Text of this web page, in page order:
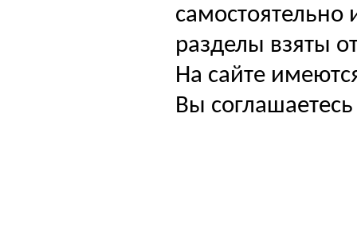
самостоятельно
разделы взяты
На сайте
Вы